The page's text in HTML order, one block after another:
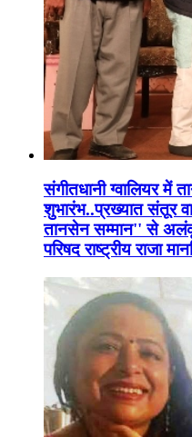
संगीतधानी ग्वालियर में
शुभारंभ..प्रख्यात संतूर
तानसेन सम्मान'' से
परिषद राष्ट्रीय राजा